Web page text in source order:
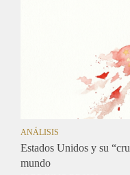
ANÁLISIS
Estados Unidos y su
mundo